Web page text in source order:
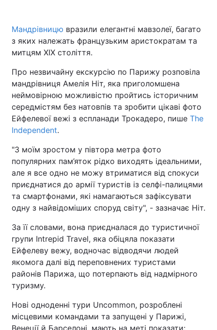
Мандрівницю вразили елегантні мавзолеї, багато
з яких належать французьким аристократам та
митцям XIX століття.
Про незвичайну екскурсію по Парижу розповіла
мандрівниця Амелія Ніт, яка приголомшена
неймовірною можливістю пройтись історичним
середмістям без натовпів та зробити цікаві фото
Ейфелевої вежі з еспланади Трокадеро, пише The
Independent.
"З моїм зростом у півтора метра фото
популярних пам’яток рідко виходять ідеальними,
але я все одно не можу втриматися від спокуси
приєднатися до армії туристів із селфі-палицями
та смартфонами, які намагаються зафіксувати
одну з найвідоміших споруд світу", - зазначає Ніт.
За її словами, вона приєдналася до туристичної
групи Intrepid Travel, яка обіцяла показати
Ейфелеву вежу, водночас відводячи людей
якомога далі від переповнених туристами
районів Парижа, що потерпають від надмірного
туризму.
Нові одноденні тури Uncommon, розроблені
місцевими командами та запущені у Парижі,
Венеції й Барселоні, мають на меті показати: